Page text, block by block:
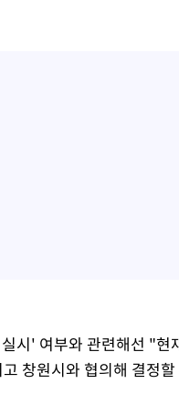
시' 여부와 관련해선 "현
창원시와 협의해 결정